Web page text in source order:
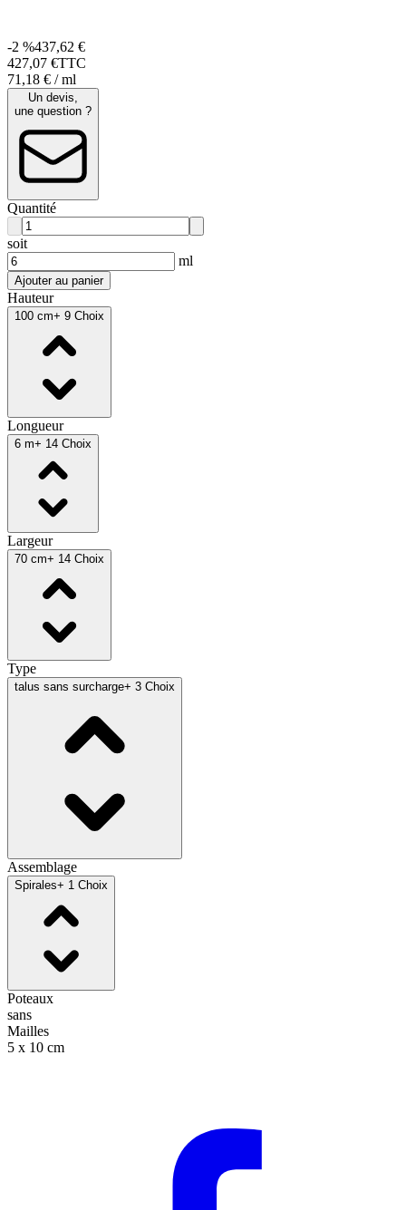
-2 %437,62 €
427,07 €TTC
71,18 € / ml
Un devis,
une question ?
Quantité
soit
ml
Ajouter au panier
Hauteur
100 cm+ 9 Choix
Longueur
6 m+ 14 Choix
Largeur
70 cm+ 14 Choix
Type
talus sans surcharge+ 3 Choix
Assemblage
Spirales+ 1 Choix
Poteaux
sans
Mailles
5 x 10 cm